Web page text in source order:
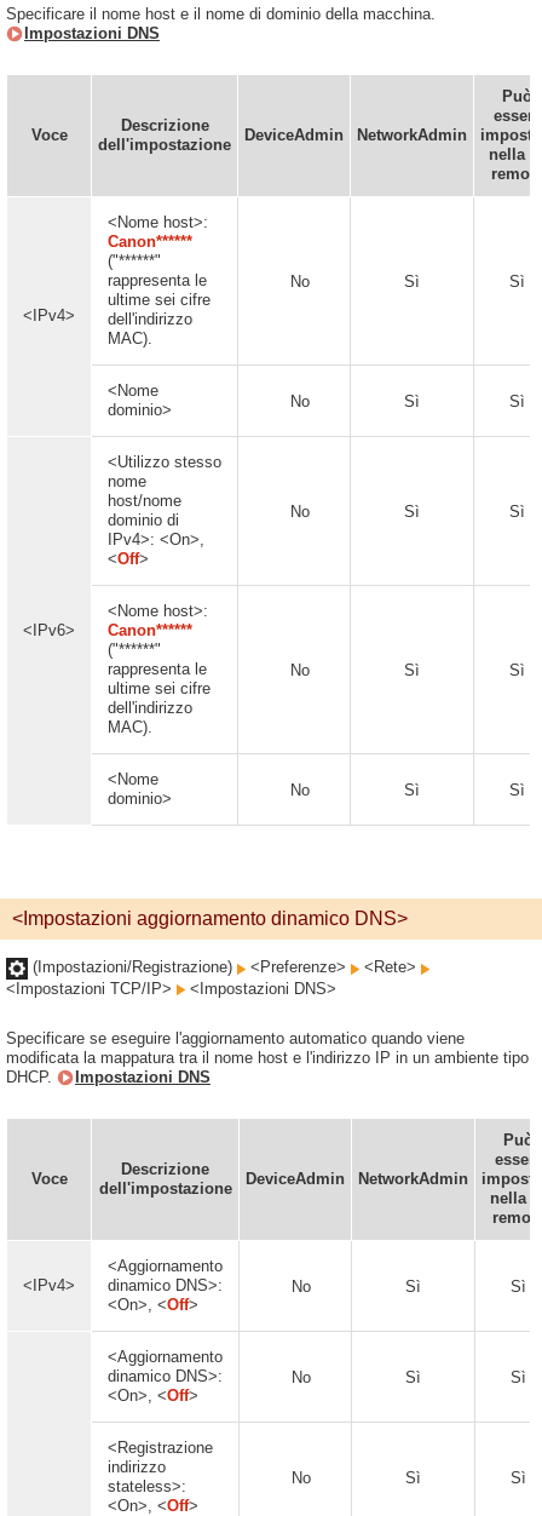
Specificare il nome host e il nome di dominio della macchina.
Impostazioni DNS
Voce
Descrizione
dell'impostazione
DeviceAdmin NetworkAdmin
Può
essere
nella
remota
<IPv4>
<Nome host>:
Canon******
("******"
rappresenta le
ultime sei cifre
dell'indirizzo
MAC).
No Sì Sì
<Nome
dominio>
No Sì Sì
<IPv6>
<Utilizzo stesso
nome
host/nome
dominio di
IPv4>: <On>,
<Off>
No Sì Sì
<Nome host>:
Canon******
("******"
rappresenta le
ultime sei cifre
dell'indirizzo
MAC).
No Sì Sì
<Nome
dominio>
No Sì Sì
<Impostazioni aggiornamento dinamico DNS>
(Impostazioni/Registrazione) <Preferenze>
<Rete>
<Impostazioni TCP/IP>
<Impostazioni DNS>
Specificare se eseguire l'aggiornamento automatico quando viene
modificata la mappatura tra il nome host e l'indirizzo IP in un ambiente tipo
DHCP.
Impostazioni DNS
Voce
Descrizione
dell'impostazione
DeviceAdmin NetworkAdmin
Può
essere
nella
<IPv4>
<Aggiornamento
dinamico DNS>:
<On>, <Off>
No Sì Sì
<Aggiornamento
dinamico DNS>:
<On>, <Off>
No Sì Sì
<Registrazione
indirizzo
stateless>:
<On>, <Off>
No Sì Sì